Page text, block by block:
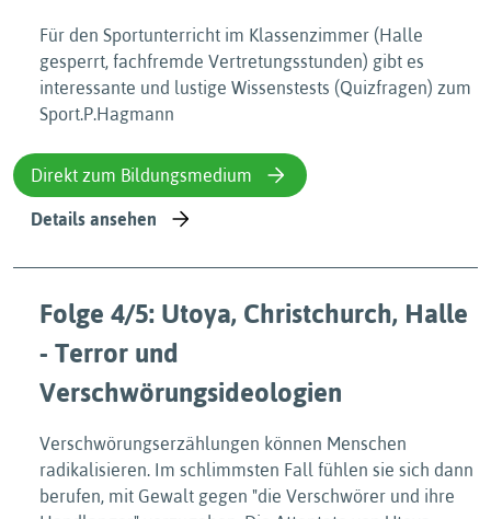
Für den Sportunterricht im Klassenzimmer (Halle
gesperrt, fachfremde Vertretungsstunden) gibt es
interessante und lustige Wissenstests (Quizfragen) zum
Sport.P.Hagmann
Direkt zum Bildungsmedium
Details ansehen
Folge 4/5: Utoya, Christchurch, Halle
- Terror und
Verschwörungsideologien
Verschwörungserzählungen können Menschen
radikalisieren. Im schlimmsten Fall fühlen sie sich dann
berufen, mit Gewalt gegen "die Verschwörer und ihre